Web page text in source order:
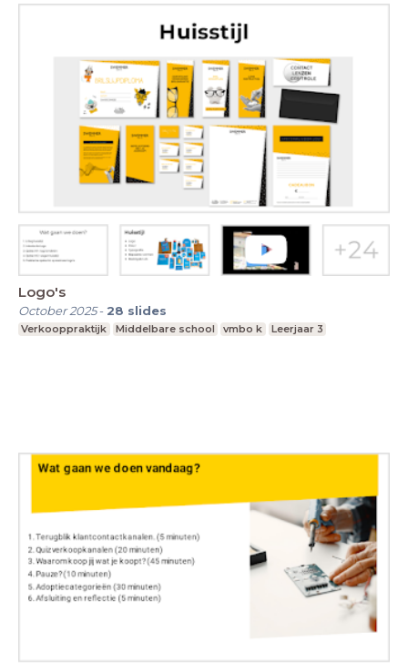
Logo's
October 2025- 28 slides
Verkooppraktijk Middelbare school vmbo k Leerjaar 3